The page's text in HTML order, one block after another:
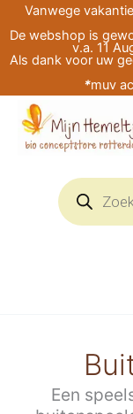
Vanwege
De webshop is
v.a. 11
Als dank voor uw
*muv
naar
de
zoeken
Een